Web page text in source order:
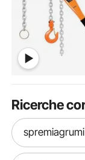
Ricerche